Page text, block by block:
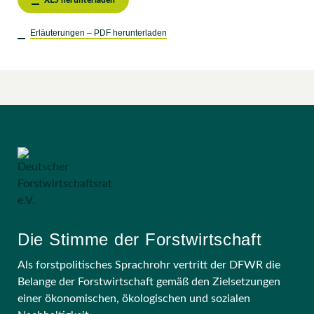
Erläuterungen – PDF herunterladen
Die Stimme der Forstwirtschaft
Als forstpolitisches Sprachrohr vertritt der DFWR die
Belange der Forstwirtschaft gemäß den Zielsetzungen
einer ökonomischen, ökologischen und sozialen